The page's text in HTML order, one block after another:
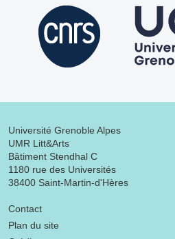
Université Grenoble Alpes
UMR Litt&Arts
Bâtiment Stendhal C
1180 rue des Universités
38400 Saint-Martin-d'Hères
Menu footer
Contact
Plan du site